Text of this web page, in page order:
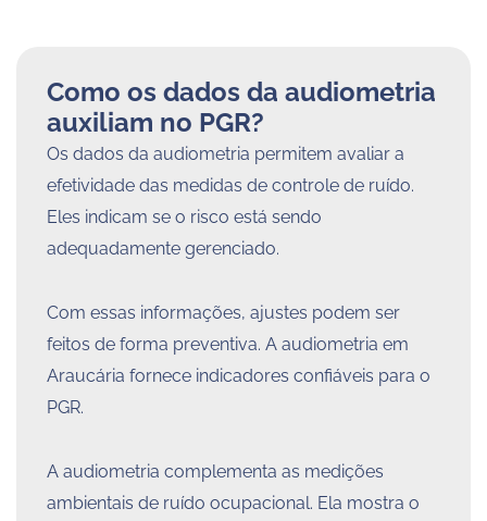
Como os dados da audiometria
auxiliam no PGR?
Os dados da audiometria permitem avaliar a
efetividade das medidas de controle de ruído.
Eles indicam se o risco está sendo
adequadamente gerenciado.
Com essas informações, ajustes podem ser
feitos de forma preventiva. A audiometria em
Araucária fornece indicadores confiáveis para o
PGR.
A audiometria complementa as medições
ambientais de ruído ocupacional. Ela mostra o